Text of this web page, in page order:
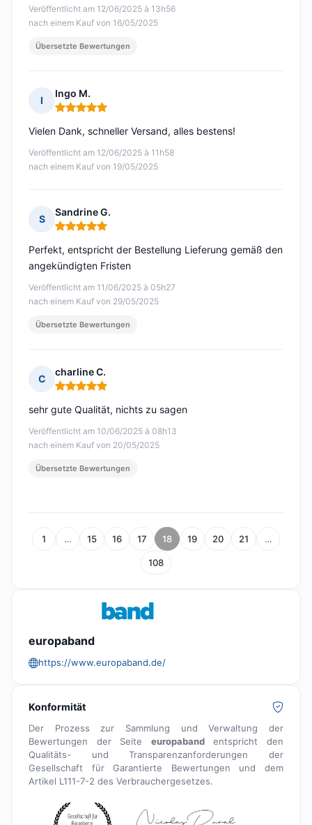
Veröffentlicht am 12/06/2025 à 13h56
nach einem Kauf von 16/05/2025
Übersetzte Bewertungen
I
Ingo M.
Hinweis: 5 von 5
Veröffentlicht am 12/06/2025 à 11h58
nach einem Kauf von 19/05/2025
Vielen Dank, schneller Versand, alles bestens!
S
Sandrine G.
Hinweis: 5 von 5
Veröffentlicht am 11/06/2025 à 05h27
nach einem Kauf von 29/05/2025
Perfekt, entspricht der Bestellung Lieferung gemäß den
angekündigten Fristen
Übersetzte Bewertungen
C
charline C.
Hinweis: 5 von 5
Veröffentlicht am 10/06/2025 à 08h13
nach einem Kauf von 20/05/2025
sehr gute Qualität, nichts zu sagen
Übersetzte Bewertungen
1 … 15 16 17 18 19 20 21 …
108
europaband
https://www.europaband.de/
Konformität
Der Prozess zur Sammlung und Verwaltung der
Bewertungen der Seite europabandentspricht den
Qualitäts- und Transparenzanforderungen der
Gesellschaft für Garantierte Bewertungen und dem
Artikel L111-7-2 des Verbrauchergesetzes.